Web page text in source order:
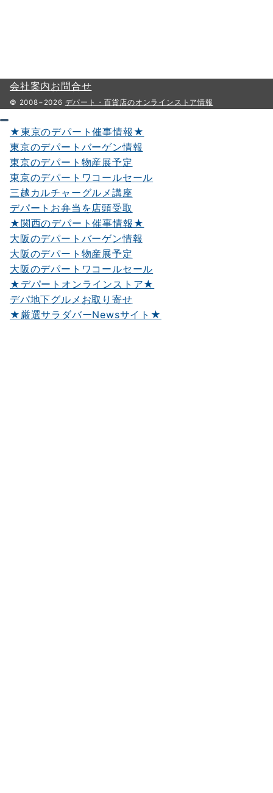
会社案内お問合せ
© 2008−2026 デパート・百貨店のオンラインストア情報
★東京のデパート催事情報★
東京のデパートバーゲン情報
東京のデパート物産展予定
東京のデパートワコールセール
三越カルチャーグルメ講座
デパートお弁当を店頭受取
★関西のデパート催事情報★
大阪のデパートバーゲン情報
大阪のデパート物産展予定
大阪のデパートワコールセール
★デパートオンラインストア★
デパ地下グルメお取り寄せ
★厳選サラダバーNewsサイト★